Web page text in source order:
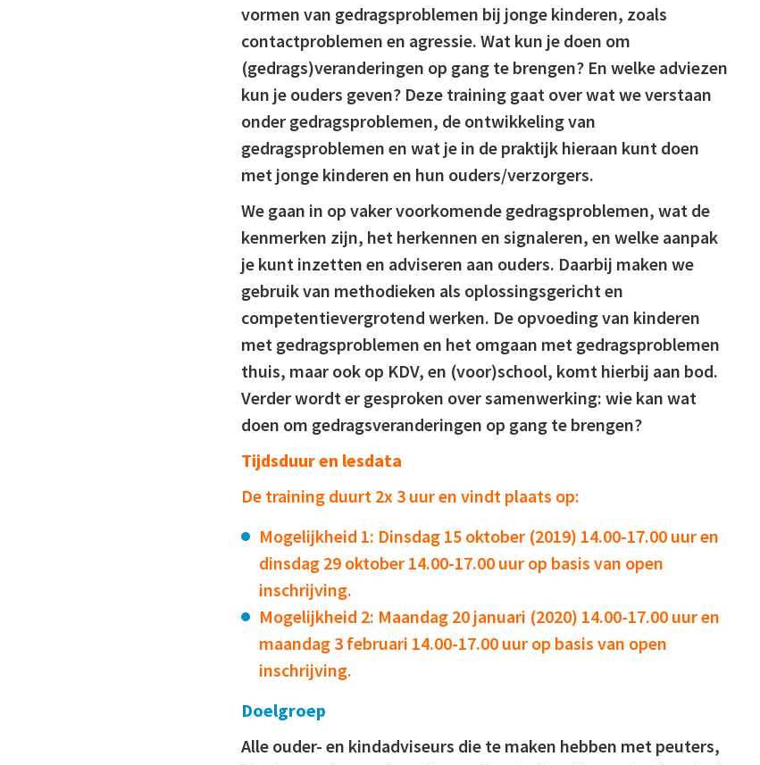
vormen van gedragsproblemen bij jonge kinderen, zoals
contactproblemen en agressie. Wat kun je doen om
(gedrags)veranderingen op gang te brengen? En welke adviezen
kun je ouders geven? Deze training gaat over wat we verstaan
onder gedragsproblemen, de ontwikkeling van
gedragsproblemen en wat je in de praktijk hieraan kunt doen
met jonge kinderen en hun ouders/verzorgers.
We gaan in op vaker voorkomende gedragsproblemen, wat de
kenmerken zijn, het herkennen en signaleren, en welke aanpak
je kunt inzetten en adviseren aan ouders. Daarbij maken we
gebruik van methodieken als oplossingsgericht en
competentievergrotend werken. De opvoeding van kinderen
met gedragsproblemen en het omgaan met gedragsproblemen
thuis, maar ook op KDV, en (voor)school, komt hierbij aan bod.
Verder wordt er gesproken over samenwerking: wie kan wat
doen om gedragsveranderingen op gang te brengen?
Tijdsduur en lesdata
De training duurt 2x 3 uur en vindt plaats op:
Mogelijkheid 1: Dinsdag 15 oktober (2019) 14.00-17.00 uur en
dinsdag 29 oktober 14.00-17.00 uur op basis van open
inschrijving.
Mogelijkheid 2: Maandag 20 januari (2020) 14.00-17.00 uur en
maandag 3 februari 14.00-17.00 uur op basis van open
inschrijving.
Doelgroep
Alle ouder- en kindadviseurs die te maken hebben met peuters,